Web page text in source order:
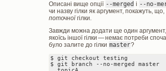
Описані вище опції --merged і --no-
чи назву гілки як аргумент, покажуть,
поточноїгілки.
Завжди можна додати ще один
якоїсь іншої гілки — немає потреби
було залите до гілки master?
$ git checkout testing
$ git branch --no-merged master